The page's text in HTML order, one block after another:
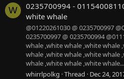
W
منتجات وايت ويل الجيزة 01154008110 - 0235700994
white whale
اكبر اجهزة وايت ويل 01092279973@ 0235700997 @ 01220261030@
0235700994@ 01112124913@ 0235700994 @ 0235700997@ White
whale ,white whale ,white whale
whale ,white whale ,white whale
whale ,white whale ,white whale...
whirrlpolkg Thread Dec 24,